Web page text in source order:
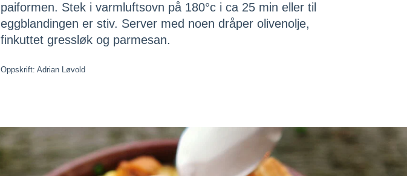
paiformen. Stek i varmluftsovn på 180°c i ca 25 min eller til
eggblandingen er stiv. Server med noen dråper olivenolje,
finkuttet gressløk og parmesan.
Oppskrift: Adrian Løvold